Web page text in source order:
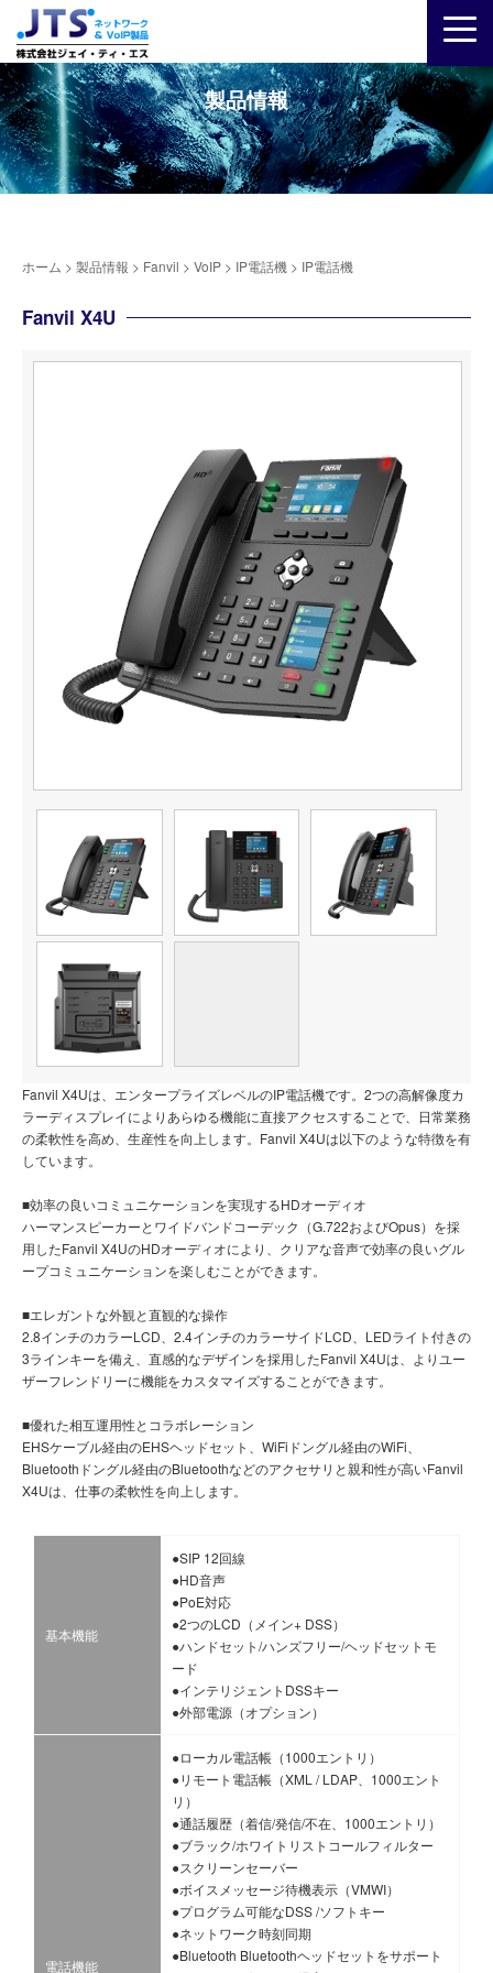
製品情報
ホーム > 製品情報 > Fanvil > VoIP > IP電話機 > IP電話機
Fanvil X4U
Fanvil X4Uは、エンタープライズレベルのIP電話機です。2つの高解像度カ
ラーディスプレイによりあらゆる機能に直接アクセスすることで、日常業務
の柔軟性を高め、生産性を向上します。Fanvil X4Uは以下のような特徴を有
しています。
■効率の良いコミュニケーションを実現するHDオーディオ
ハーマンスピーカーとワイドバンドコーデック（G.722およびOpus）を採
用したFanvil X4UのHDオーディオにより、クリアな音声で効率の良いグル
ープコミュニケーションを楽しむことができます。
■エレガントな外観と直観的な操作
2.8インチのカラーLCD、2.4インチのカラーサイドLCD、LEDライト付きの
3ラインキーを備え、直感的なデザインを採用したFanvil X4Uは、よりユー
ザーフレンドリーに機能をカスタマイズすることができます。
■優れた相互運用性とコラボレーション
EHSケーブル経由のEHSヘッドセット、WiFiドングル経由のWiFi、
Bluetoothドングル経由のBluetoothなどのアクセサリと親和性が高いFanvil
X4Uは、仕事の柔軟性を向上します。
基本機能
●SIP 12回線
●HD音声
●PoE対応
●2つのLCD（メイン+ DSS）
●ハンドセット/ハンズフリー/ヘッドセットモ
ード
●インテリジェントDSSキー
●外部電源（オプション）
電話機能
●ローカル電話帳（1000エントリ）
●リモート電話帳（XML / LDAP、1000エント
リ）
●通話履歴（着信/発信/不在、1000エントリ）
●ブラック/ホワイトリストコールフィルター
●スクリーンセーバー
●ボイスメッセージ待機表示（VMWI）
●プログラム可能なDSS /ソフトキー
●ネットワーク時刻同期
●Bluetooth Bluetoothヘッドセットをサポート